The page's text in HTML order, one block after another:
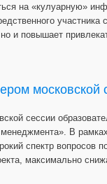
на «кулуарную»
и повышает
сессии
В
спектр
максимально